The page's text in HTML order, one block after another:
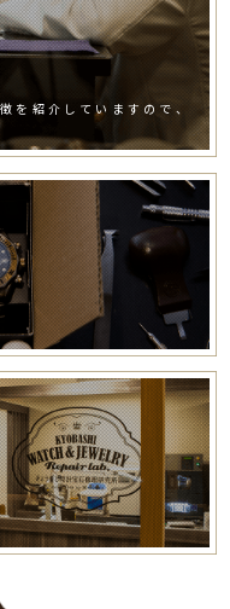
を紹介していますので、